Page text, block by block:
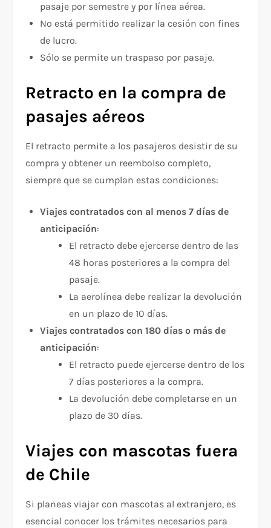
pasaje por semestre y por línea aérea.
No está permitido realizar la cesión con fines
de lucro.
Sólo se permite un traspaso por pasaje.
Retracto en la compra de
pasajes aéreos
El retracto permite a los pasajeros desistir de su
compra y obtener un reembolso completo,
siempre que se cumplan estas condiciones:
Viajes contratados con al menos 7 días de
anticipación:
El retracto debe ejercerse dentro de las
48 horas posteriores a la compra del
pasaje.
La aerolínea debe realizar la devolución
en un plazo de 10 días.
Viajes contratados con 180 días o más de
anticipación:
El retracto puede ejercerse dentro de los
7 días posteriores a la compra.
La devolución debe completarse en un
plazo de 30 días.
Viajes con mascotas fuera
de Chile
Si planeas viajar con mascotas al extranjero, es
esencial conocer los trámites necesarios para